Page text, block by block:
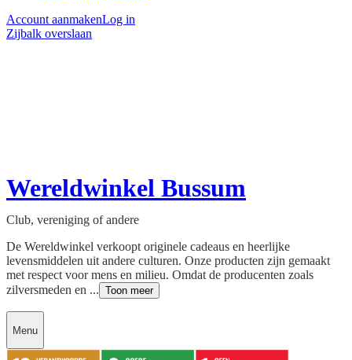
Account aanmakenLog in
Zijbalk overslaan
Wereldwinkel Bussum
Club, vereniging of andere
De Wereldwinkel verkoopt originele cadeaus en heerlijke
levensmiddelen uit andere culturen. Onze producten zijn gemaakt
met respect voor mens en milieu. Omdat de producenten zoals
zilversmeden en ... Toon meer
Menu